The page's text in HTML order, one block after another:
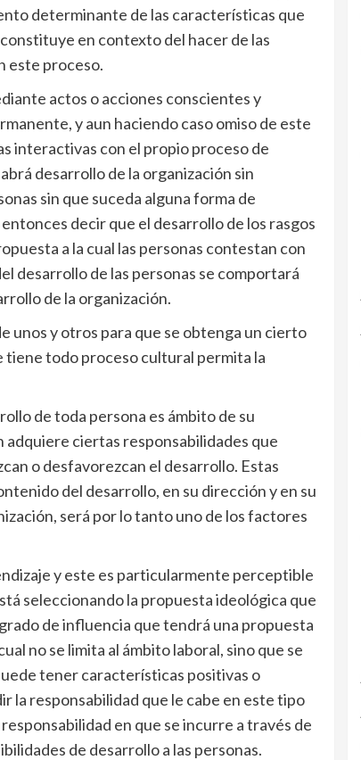
determinante de las características que
en contexto del hacer de las
este proceso.
actos o acciones conscientes y
y aun haciendo caso omiso de este
interactivas con el propio proceso de
desarrollo de la organización sin
sin que suceda alguna forma de
decir que el desarrollo de los rasgos
a la cual las personas contestan con
desarrollo de las personas se comportará
de la organización.
unos y otros para que se obtenga un cierto
tiene todo proceso cultural permita la
de toda persona es ámbito de su
adquiere ciertas responsabilidades que
o desfavorezcan el desarrollo. Estas
del desarrollo, en su dirección y en su
será por lo tanto uno de los factores
y este es particularmente perceptible
seleccionando la propuesta ideológica que
de influencia que tendrá una propuesta
no se limita al ámbito laboral, sino que se
tener características positivas o
la responsabilidad que le cabe en este tipo
en que se incurre a través de
de desarrollo a las personas.